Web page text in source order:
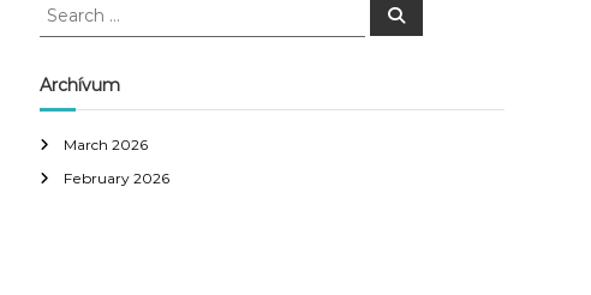
S
r
c
f
o
S
Archívum
March 2026
February 2026